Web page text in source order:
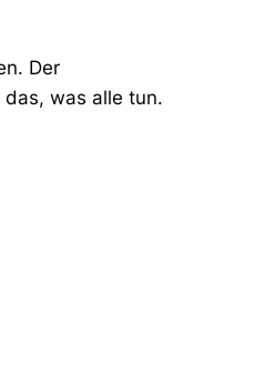
Der
was alle tun.